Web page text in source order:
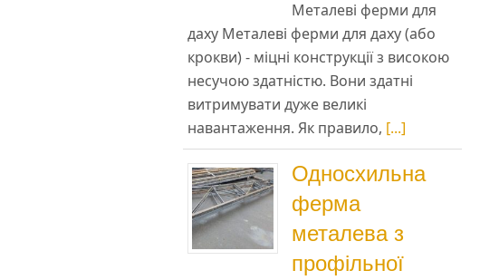
Металеві ферми для
даху Металеві ферми для даху (або
крокви) - міцні конструкції з високою
несучою здатністю. Вони здатні
витримувати дуже великі
навантаження. Як правило, [...]
Односхильна
ферма
металева з
профільної